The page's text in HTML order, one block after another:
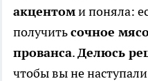
акцентоми поняла:
получитьсочное
прованса.Делюсь
чтобы вы не